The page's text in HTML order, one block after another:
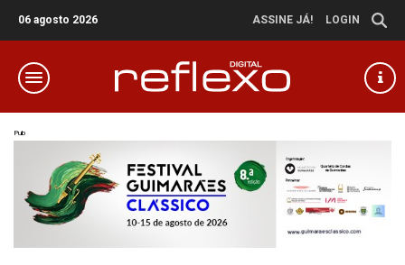
06 agosto 2026 ASSINE JÁ! LOGIN
Pub